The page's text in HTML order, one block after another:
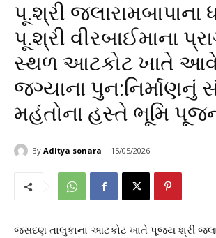
પૂ.શ્રી જલારામબાપાના
પૂ.શ્રી વીરબાઈમાના
સ્થળ આટકોટ ખાતે
જગ્યાના પુન:નિર્માણનું
મહંતોના હસ્તે ભૂમિ
By Aditya sonara 15/05/2026
જસદણ તાલુકાના આટકોટ ખાતે પૂજ્ય શ્રી